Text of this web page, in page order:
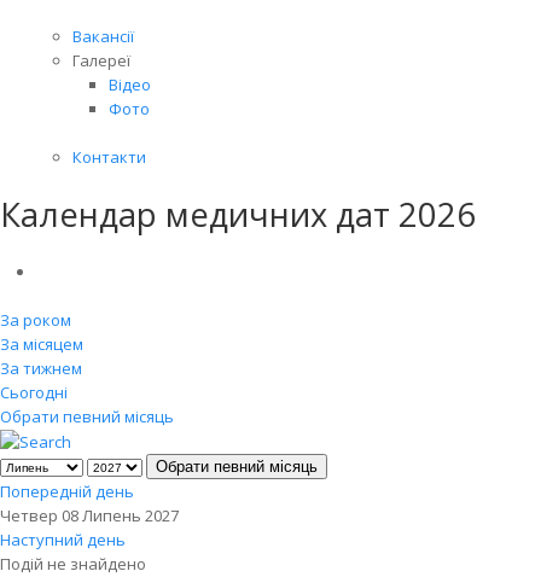
Вакансії
Галереї
Відео
Фото
Контакти
Календар медичних дат 2026
За роком
За місяцем
За тижнем
Сьогодні
Обрати певний місяць
Обрати певний місяць
Попередній день
Четвер 08 Липень 2027
Наступний день
Подій не знайдено